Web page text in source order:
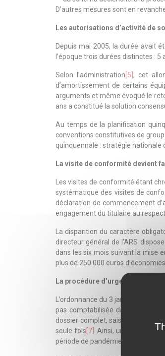
D’autres mesures sont en
Les autorisations d’activité de
Depuis mai 2005, la durée avait
l’époque trois durées distinctes : 5
Selon l’administration[5], cet
d’amortissement de certains
arguments et même évoqué le
ans a constitué la solution
Au temps de la planification
conventions constitutives de
quinquennale : stratégie nationale
La visite de conformité devient
Les visites de conformité étant
systématique des visites de
déclaration de commencement
engagement du titulaire au
La disparition du caractère
directeur général de l’ARS
dans les six mois suivant la mise
plus de 250 000 euros
La procédure d’urgence sanitaire
L’ordonnance du 3 janvier 2018
pas comptabilisée dans les
dossier complet, saisine de la
seule fois[7] . Ainsi, un
période de pandémie grippale.